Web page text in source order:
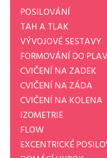
POSILOVÁNÍ
TAH A TLAK
VÝVOJOVÉ SESTAVY
FORMOVÁNÍ DO
CVIČENÍ NA ZADEK
CVIČENÍ NA ZÁDA
CVIČENÍ NA KOLENA
IZOMETRIE
FLOW
EXCENTRICKÉ